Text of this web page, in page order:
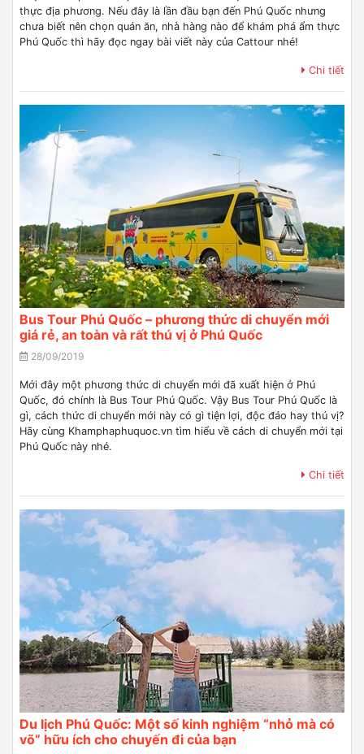
thực địa phương. Nếu đây là lần đầu bạn đến Phú Quốc nhưng
chưa biết nên chọn quán ăn, nhà hàng nào để khám phá ẩm thực
Phú Quốc thì hãy đọc ngay bài viết này của Cattour nhé!
Chi tiết
Bus Tour Phú Quốc – phương thức di chuyển mới
giá rẻ, an toàn và rất thú vị ở Phú Quốc
28/09/2019
Mới đây một phương thức di chuyển mới đã xuất hiện ở Phú
Quốc, đó chính là Bus Tour Phú Quốc. Vậy Bus Tour Phú Quốc là
gì, cách thức di chuyển mới này có gì tiện lợi, độc đáo hay thú vị?
Hãy cùng Khamphaphuquoc.vn tìm hiểu về cách di chuyển mới tại
Phú Quốc này nhé.
Chi tiết
Du lịch Phú Quốc: Một số kinh nghiệm “nhỏ mà có
võ” hữu ích cho chuyến đi của bạn